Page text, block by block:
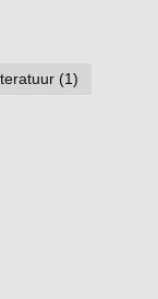
(1)